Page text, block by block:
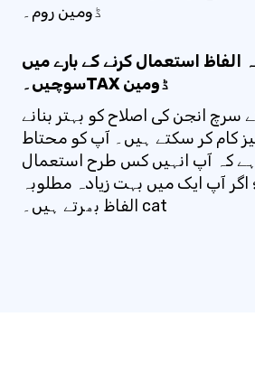
ڈومین روم۔
الفاظ استعمال کرنے کے بارے میں
سوچیں۔TAX ڈومین
سرچ انجن کی اصلاح کو بہتر بنانے
کام کر سکتے ہیں۔ آپ کو محتاط
کہ آپ انہیں کس طرح استعمال
اگر آپ ایک میں بہت زیادہ مطلوبہ
الفاظ بھرتے ہیں۔ cat